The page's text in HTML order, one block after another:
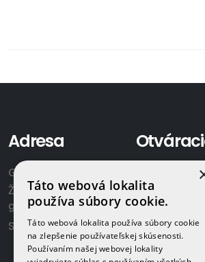
Adresa
GAMAPLYN s.r.o.
Železničná 570/8
922 02 Krakovany
Slovensko
So:
Táto webová lokalita
používa súbory cookie.
Táto webová lokalita používa súbory cookie
na zlepšenie používateľskej skúsenosti.
Používaním našej webovej lokality